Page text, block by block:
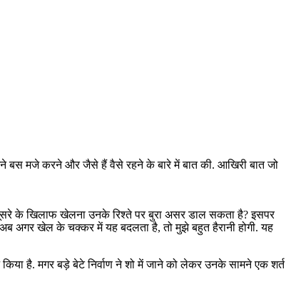
बस मजे करने और जैसे हैं वैसे रहने के बारे में बात की. आखिरी बात जो
के खिलाफ खेलना उनके रिश्ते पर बुरा असर डाल सकता है? इसपर
अगर खेल के चक्कर में यह बदलता है, तो मुझे बहुत हैरानी होगी. यह
है. मगर बड़े बेटे निर्वाण ने शो में जाने को लेकर उनके सामने एक शर्त